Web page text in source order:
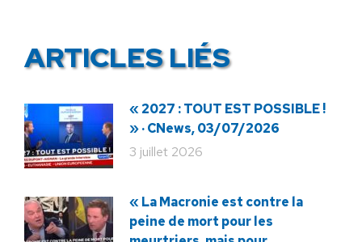
ARTICLES LIÉS
« 2027 : TOUT EST POSSIBLE !
» · CNews, 03/07/2026
3 juillet 2026
« La Macronie est contre la
peine de mort pour les